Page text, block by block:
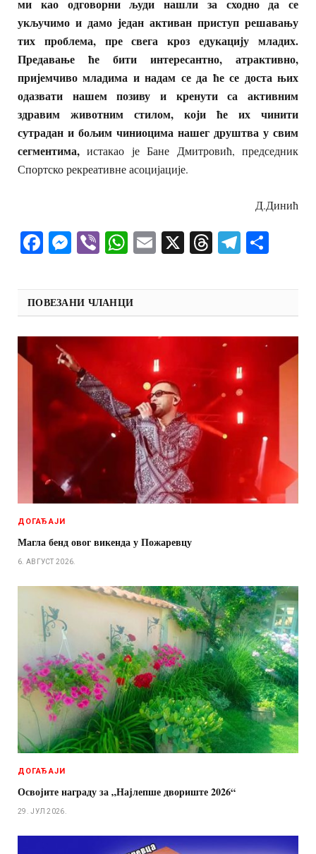
ми као одговорни људи нашли за сходно да се
укључимо и дамо један активан приступ решавању
тих проблема, пре свега кроз едукацију младих.
Предавање ће бити интересантно, атрактивно,
пријемчиво младима и надам се да ће се доста њих
одазвати нашем позиву и кренути са активним
здравим животним стилом, који ће их чинити
сутрадан и бољим чиниоцима нашег друштва у свим
сегментима, истакао је Бане Дмитровић, председник
Спортско рекреативне асоцијације.
Д.Динић
Facebook
Messenger
ViberWhatsApp
Email
X Threads
ПОВЕЗАНИ ЧЛАНЦИ
ДОГАЂАЈИ
Магла бенд овог викенда у Пожаревцу
6. АВГУСТ 2026.
ДОГАЂАЈИ
Освојите награду за „Најлепше двориште 2026“
29. ЈУЛ 2026.